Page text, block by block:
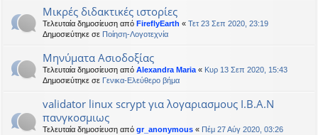
Μικρές διδακτικές ιστορίες
Τελευταία δημοσίευση από FireflyEarth « Τετ 23 Σεπ 2020, 23:19
Δημοσιεύτηκε σε Ποίηση-Λογοτεχνία
Μηνύματα Ασιοδοξίας
Τελευταία δημοσίευση από Alexandra Maria « Κυρ 13 Σεπ 2020, 15:43
Δημοσιεύτηκε σε Γενικα-Ελεύθερο βήμα
validator linux scrypt για λογαριασμους Ι.Β.Α.Ν
πανγκοσμιως
Τελευταία δημοσίευση από gr_anonymous « Πέμ 27 Αύγ 2020, 03:26